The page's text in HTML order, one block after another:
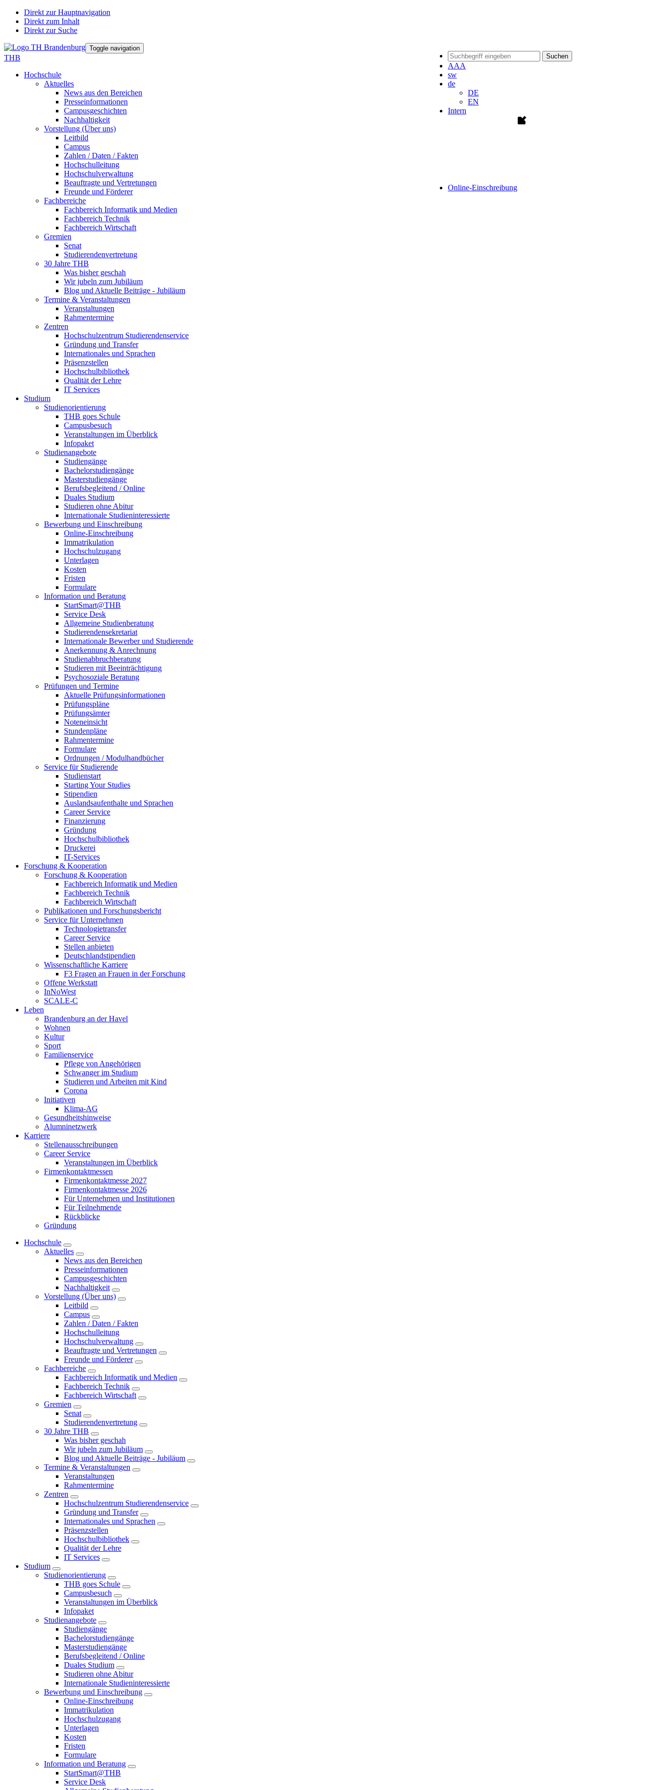
Direkt zur Hauptnavigation
Direkt zum Inhalt
Direkt zur Suche
Suchen
AAA
sw
de
DE
EN
Intern
Online-Einschreibung
Toggle navigation
THB
Hochschule
Aktuelles
News aus den Bereichen
Presseinformationen
Campusgeschichten
Nachhaltigkeit
Vorstellung (Über uns)
Leitbild
Campus
Zahlen / Daten / Fakten
Hochschulleitung
Hochschulverwaltung
Beauftragte und Vertretungen
Freunde und Förderer
Fachbereiche
Fachbereich Informatik und Medien
Fachbereich Technik
Fachbereich Wirtschaft
Gremien
Senat
Studierendenvertretung
30 Jahre THB
Was bisher geschah
Wir jubeln zum Jubiläum
Blog und Aktuelle Beiträge - Jubiläum
Termine & Veranstaltungen
Veranstaltungen
Rahmentermine
Zentren
Hochschulzentrum Studierendenservice
Gründung und Transfer
Internationales und Sprachen
Präsenzstellen
Hochschulbibliothek
Qualität der Lehre
IT Services
Studium
Studienorientierung
THB goes Schule
Campusbesuch
Veranstaltungen im Überblick
Infopaket
Studienangebote
Studiengänge
Bachelorstudiengänge
Masterstudiengänge
Berufsbegleitend / Online
Duales Studium
Studieren ohne Abitur
Internationale Studieninteressierte
Bewerbung und Einschreibung
Online-Einschreibung
Immatrikulation
Hochschulzugang
Unterlagen
Kosten
Fristen
Formulare
Information und Beratung
StartSmart@THB
Service Desk
Allgemeine Studienberatung
Studierendensekretariat
Internationale Bewerber und Studierende
Anerkennung & Anrechnung
Studienabbruchberatung
Studieren mit Beeinträchtigung
Psychosoziale Beratung
Prüfungen und Termine
Aktuelle Prüfungsinformationen
Prüfungspläne
Prüfungsämter
Noteneinsicht
Stundenpläne
Rahmentermine
Formulare
Ordnungen / Modulhandbücher
Service für Studierende
Studienstart
Starting Your Studies
Stipendien
Auslandsaufenthalte und Sprachen
Career Service
Finanzierung
Gründung
Hochschulbibliothek
Druckerei
IT-Services
Forschung & Kooperation
Forschung & Kooperation
Fachbereich Informatik und Medien
Fachbereich Technik
Fachbereich Wirtschaft
Publikationen und Forschungsbericht
Service für Unternehmen
Technologietransfer
Career Service
Stellen anbieten
Deutschlandstipendien
Wissenschaftliche Karriere
F3 Fragen an Frauen in der Forschung
Offene Werkstatt
InNoWest
SCALE-C
Leben
Brandenburg an der Havel
Wohnen
Kultur
Sport
Familienservice
Pflege von Angehörigen
Schwanger im Studium
Studieren und Arbeiten mit Kind
Corona
Initiativen
Klima-AG
Gesundheitshinweise
Alumninetzwerk
Karriere
Stellenausschreibungen
Career Service
Veranstaltungen im Überblick
Firmenkontaktmessen
Firmenkontaktmesse 2027
Firmenkontaktmesse 2026
Für Unternehmen und Institutionen
Für Teilnehmende
Rückblicke
Gründung
Hochschule
Aktuelles
News aus den Bereichen
Presseinformationen
Campusgeschichten
Nachhaltigkeit
Vorstellung (Über uns)
Leitbild
Campus
Zahlen / Daten / Fakten
Hochschulleitung
Hochschulverwaltung
Beauftragte und Vertretungen
Freunde und Förderer
Fachbereiche
Fachbereich Informatik und Medien
Fachbereich Technik
Fachbereich Wirtschaft
Gremien
Senat
Studierendenvertretung
30 Jahre THB
Was bisher geschah
Wir jubeln zum Jubiläum
Blog und Aktuelle Beiträge - Jubiläum
Termine & Veranstaltungen
Veranstaltungen
Rahmentermine
Zentren
Hochschulzentrum Studierendenservice
Gründung und Transfer
Internationales und Sprachen
Präsenzstellen
Hochschulbibliothek
Qualität der Lehre
IT Services
Studium
Studienorientierung
THB goes Schule
Campusbesuch
Veranstaltungen im Überblick
Infopaket
Studienangebote
Studiengänge
Bachelorstudiengänge
Masterstudiengänge
Berufsbegleitend / Online
Duales Studium
Studieren ohne Abitur
Internationale Studieninteressierte
Bewerbung und Einschreibung
Online-Einschreibung
Immatrikulation
Hochschulzugang
Unterlagen
Kosten
Fristen
Formulare
Information und Beratung
StartSmart@THB
Service Desk